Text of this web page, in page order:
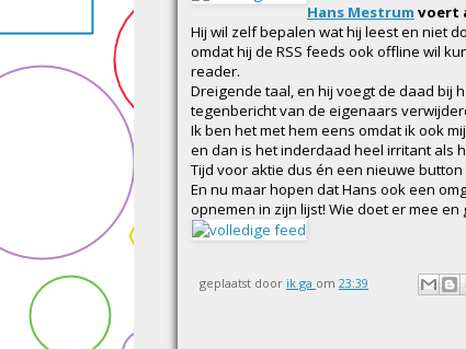
Hans Mestrum voert
Hij wil zelf bepalen wat hij leest en niet
omdat hij de RSS feeds ook offline wil
reader.
Dreigende taal, en hij voegt de daad bij
tegenbericht van de eigenaars
Ik ben het met hem eens omdat ik ook
en dan is het inderdaad heel irritant als
Tijd voor aktie dus én een nieuwe
En nu maar hopen dat Hans ook een
opnemen in zijn lijst! Wie doet er mee
geplaatst door ik ga om 23:39